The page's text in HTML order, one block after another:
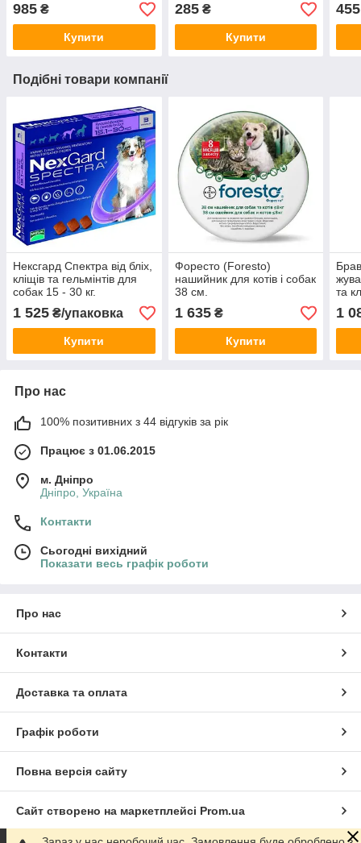
985 ₴
Купити
285₴
Купити
455
Подібні товари компанії
Нексгард Спектра від бліх,
кліщів та гельмінтів для
собак 15 - 30 кг.
1 525 ₴/упаковка
Купити
Форесто (Foresto)
нашийник для котів і собак
38 см.
1 635₴
Купити
та
1
Про нас
100% позитивних з 44 відгуків за рік
Працює з 01.06.2015
м. Дніпро
Дніпро, Україна
Контакти
Сьогодні вихідний
Показати весь графік роботи
Про нас
Контакти
Доставка та оплата
Графік роботи
Повна версія сайту
Сайт створено на маркетплейсі Prom.ua